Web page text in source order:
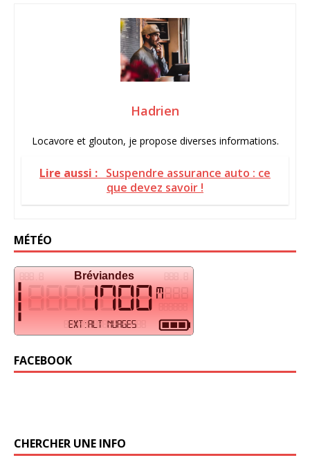
Hadrien
Locavore et glouton, je propose diverses informations.
Lire aussi : Suspendre assurance auto : ce
que devez savoir !
MÉTÉO
FACEBOOK
CHERCHER UNE INFO